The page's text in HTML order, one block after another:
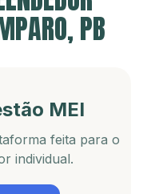
PB
MEI
feita para o
individual.